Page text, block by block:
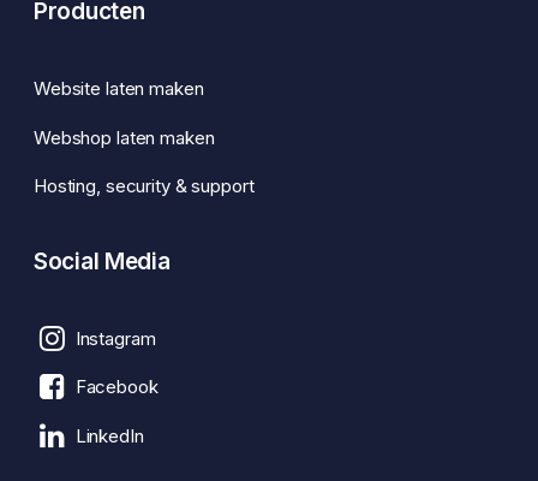
Producten
Website laten maken
Webshop laten maken
Hosting, security & support
Social Media
Instagram
Facebook
LinkedIn